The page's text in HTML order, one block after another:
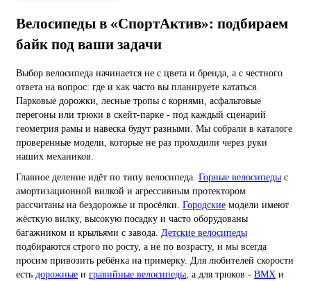
Велосипеды в «СпортАктив»: подбираем
байк под ваши задачи
Выбор велосипеда начинается не с цвета и бренда, а с честного
ответа на вопрос: где и как часто вы планируете кататься.
Парковые дорожки, лесные тропы с корнями, асфальтовые
перегоны или трюки в скейт-парке - под каждый сценарий
геометрия рамы и навеска будут разными. Мы собрали в каталоге
проверенные модели, которые не раз проходили через руки
наших механиков.
Главное деление идёт по типу велосипеда. Горные велосипеды с
амортизационной вилкой и агрессивным протектором
рассчитаны на бездорожье и просёлки. Городские модели имеют
жёсткую вилку, высокую посадку и часто оборудованы
багажником и крыльями с завода. Детские велосипеды
подбираются строго по росту, а не по возрасту, и мы всегда
просим привозить ребёнка на примерку. Для любителей скорости
есть дорожные и гравийные велосипеды, а для трюков - BMX и